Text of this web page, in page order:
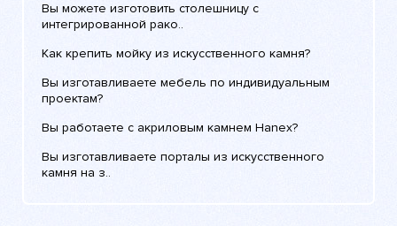
Вы можете изготовить столешницу с
интегрированной рако..
Как крепить мойку из искусственного камня?
Вы изготавливаете мебель по индивидуальным
проектам?
Вы работаете с акриловым камнем Hanex?
Вы изготавливаете порталы из искусственного
камня на з..